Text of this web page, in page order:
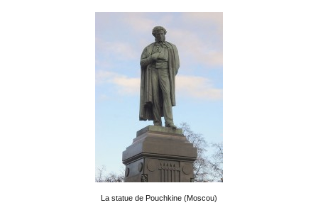
La statue de Pouchkine (Moscou)